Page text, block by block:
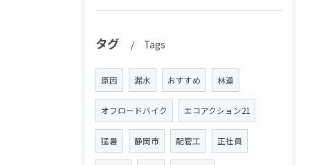
タグ Tags
原因 漏水 おすすめ 林道
オフロードバイク エコアクション21
猛暑 静岡市 配管工 正社員